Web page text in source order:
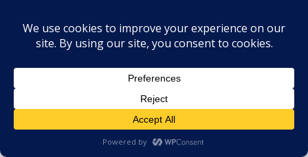
Într-adevăr, părintele Aurel Munteanu a slujit
„biserica și patria cu devotament și abnegație” în toți
cei 18 ani ai mandatului său protopopesc. Activitatea
1) bisericesc și spiritual, ca paroh și protopop